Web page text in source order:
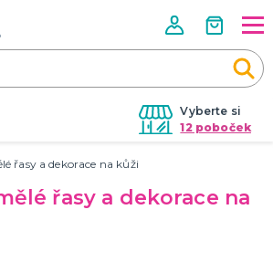
Vyberte si
12 poboček
klíč
SVATBA
a dárky
řasy a dekorace na kůži
řasy a dekorace na